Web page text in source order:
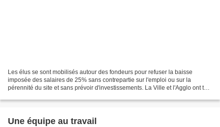
Les élus se sont mobilisés autour des fondeurs pour refuser la baisse
imposée des salaires de 25% sans contrepartie sur l'emploi ou sur la
pérennité du site et sans prévoir d'investissements. La Ville et l'Agglo ont tout
Une équipe au travail